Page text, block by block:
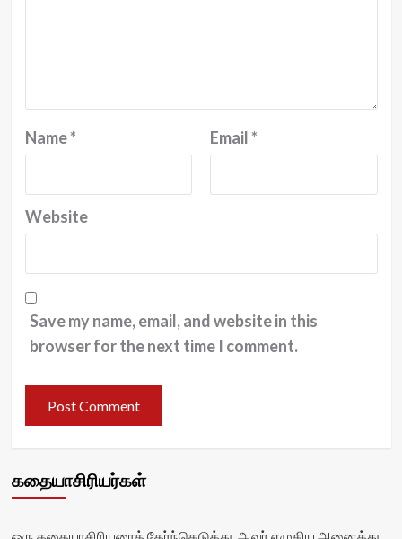
Name* Email*
Website
Save my name, email, and website in this
browser for the next time I comment.
கதையாசிரியர்கள்